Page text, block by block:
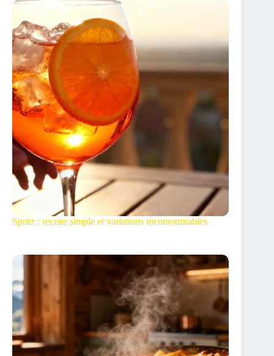
Spritz : recette simple et variations incontournables